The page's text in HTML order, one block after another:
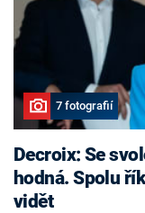
7 fotografií
Decroix: Se
hodná. Spolu
vidět